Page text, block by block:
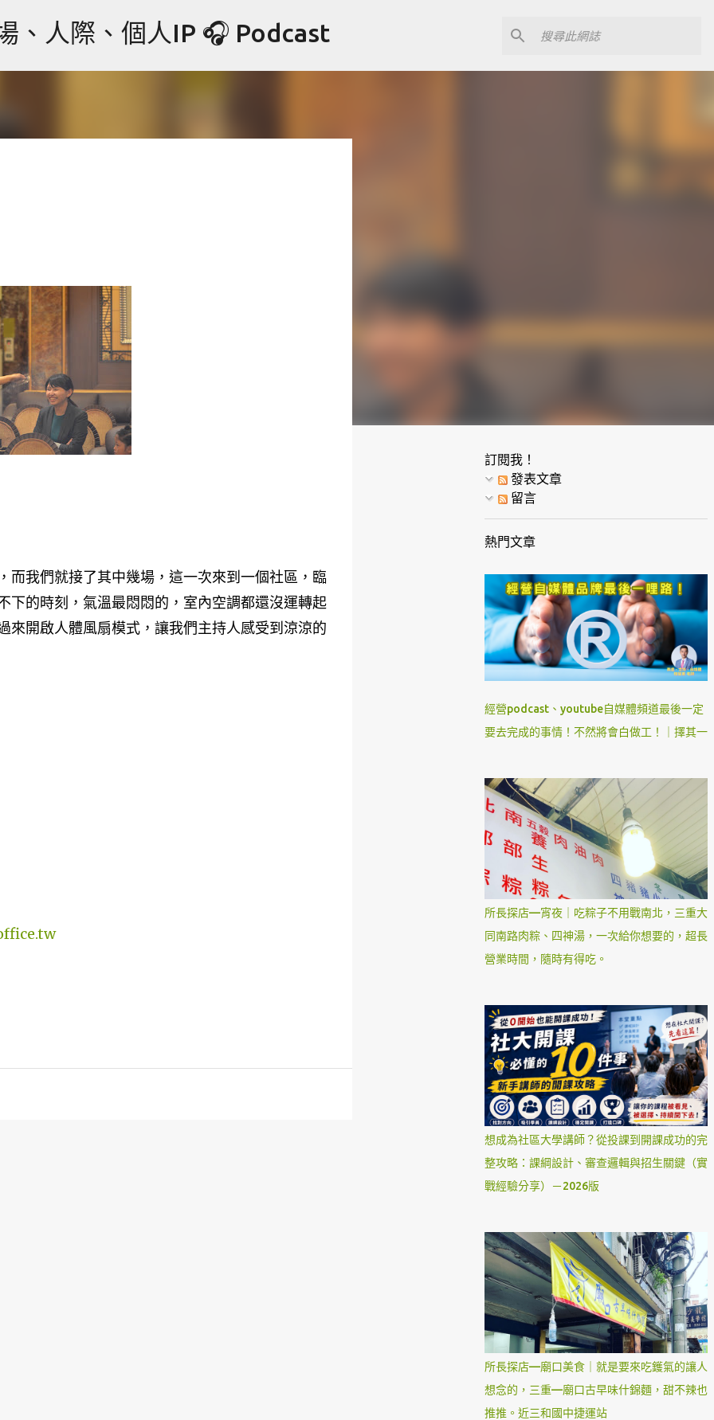
跳到主要內容
、人際、個人IP 🎧 Podcast
而我們就接了其中幾場，這一次來到一個社區，臨
下的時刻，氣溫最悶悶的，室內空調都還沒運轉起
來開啟人體風扇模式，讓我們主持人感受到涼涼的
訂閱我！
發表文章
留言
熱門文章
經營podcast、youtube自媒體頻道最後一定
要去完成的事情！不然將會白做工！｜擇其一
所長探店—宵夜｜吃粽子不用戰南北，三重大
同南路肉粽、四神湯，一次給你想要的，超長
營業時間，隨時有得吃。
想成為社區大學講師？從投課到開課成功的完
整攻略：課綱設計、審查邏輯與招生關鍵（實
戰經驗分享）－2026版
所長探店—廟口美食｜就是要來吃鑊氣的讓人
想念的，三重—廟口古早味什錦麵，甜不辣也
推推。近三和國中捷運站